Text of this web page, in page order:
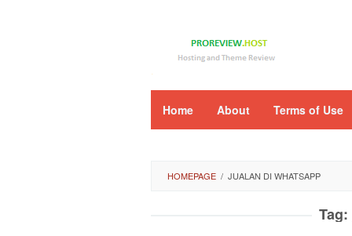
Home About Terms of Use
HOMEPAGE / JUALAN DI WHATSAPP
Tag: